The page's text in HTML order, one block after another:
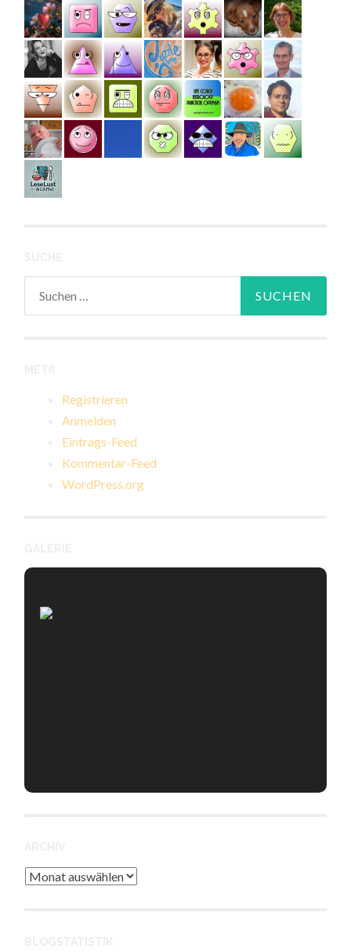
Registrieren
Anmelden
Eintrags-Feed
Kommentar-Feed
WordPress.org
Archiv